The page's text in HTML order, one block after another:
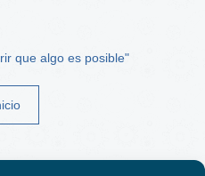
que algo es posible"